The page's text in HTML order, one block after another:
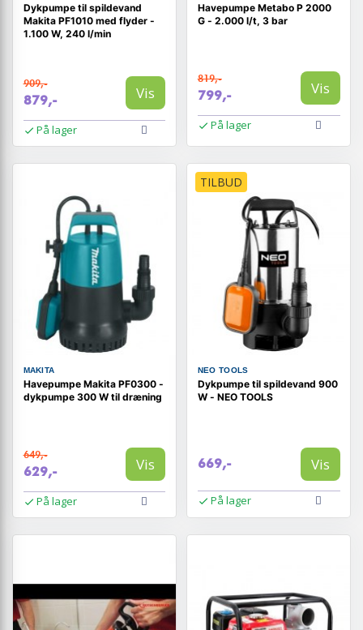
Dykpumpe til spildevand
Makita PF1010 med flyder -
1.100 W, 240 l/min
909,-
879,- Vis
På lager
Havepumpe Metabo P 2000
G - 2.000 l/t, 3 bar
819,-
799,- Vis
På lager
MAKITA
Havepumpe Makita PF0300 -
dykpumpe 300 W til dræning
649,-
629,- Vis
På lager
TILBUD
NEO TOOLS
Dykpumpe til spildevand 900
W - NEO TOOLS
669,- Vis
På lager